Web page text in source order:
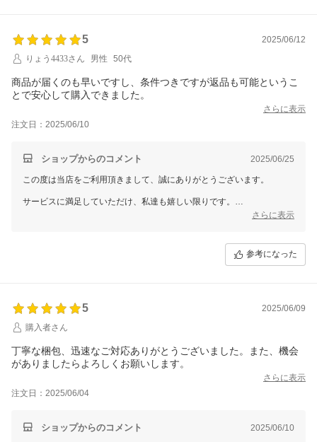
5
2025/06/12
りょう4433さん
男性 50代
商品が届くのも早いですし、条件つきですが返品も可能というこ
とで安心して購入できました。
さらに表示
注文日：2025/06/10
ショップからのコメント 2025/06/25
この度は当店をご利用頂きまして、誠にありがとうございます。
サービスに満足していただけ、私達も嬉しい限りです。
さらに表示
参考になった
5
2025/06/09
購入者さん
丁寧な梱包、迅速なご対応ありがとうございました。また、機会
がありましたらよろしくお願いします。
さらに表示
注文日：2025/06/04
ショップからのコメント 2025/06/10